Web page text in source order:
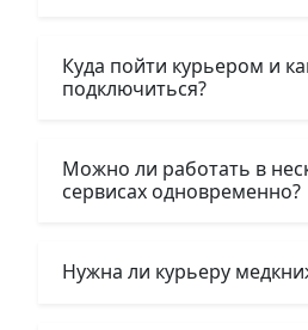
Куда пойти курьером и
подключиться?
Можно ли работать в
сервисах одновременно?
Нужна ли курьеру